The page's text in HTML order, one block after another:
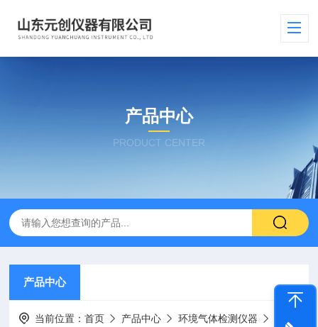
产品中心
PRODUCT CENTER
产品中心
当前位置：首页 产品中心 环境气体检测仪器